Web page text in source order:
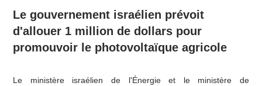
Le gouvernement israélien prévoit
d'allouer 1 million de dollars pour
promouvoir le photovoltaïque agricole
Le ministère israélien de l'Énergie et le ministère de